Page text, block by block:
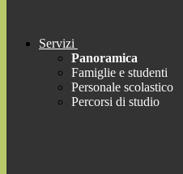
Servizi
Panoramica
Famiglie e studenti
Personale scolastico
Percorsi di studio